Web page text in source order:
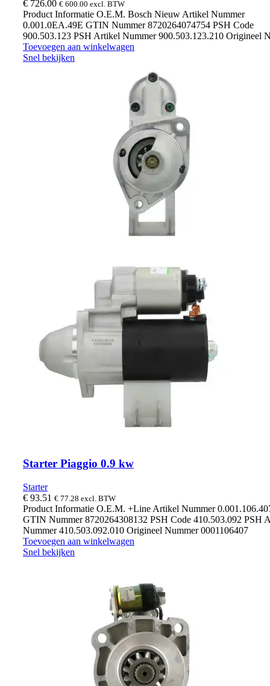
€ 726.00 € 600.00 excl. BTW
Product Informatie O.E.M. Bosch Nieuw Artikel Nummer
0.001.0EA.49E GTIN Nummer 8720264074754 PSH Code
900.503.123 PSH Artikel Nummer 900.503.123.210 Origineel
Toevoegen aan winkelwagen
Snel bekijken
Starter Piaggio 0.9 kw
Starter
€ 93.51 € 77.28 excl. BTW
Product Informatie O.E.M. +Line Artikel Nummer
GTIN Nummer 8720264308132 PSH Code 410.503.092 PSH
Nummer 410.503.092.010 Origineel Nummer 0001106407
Toevoegen aan winkelwagen
Snel bekijken